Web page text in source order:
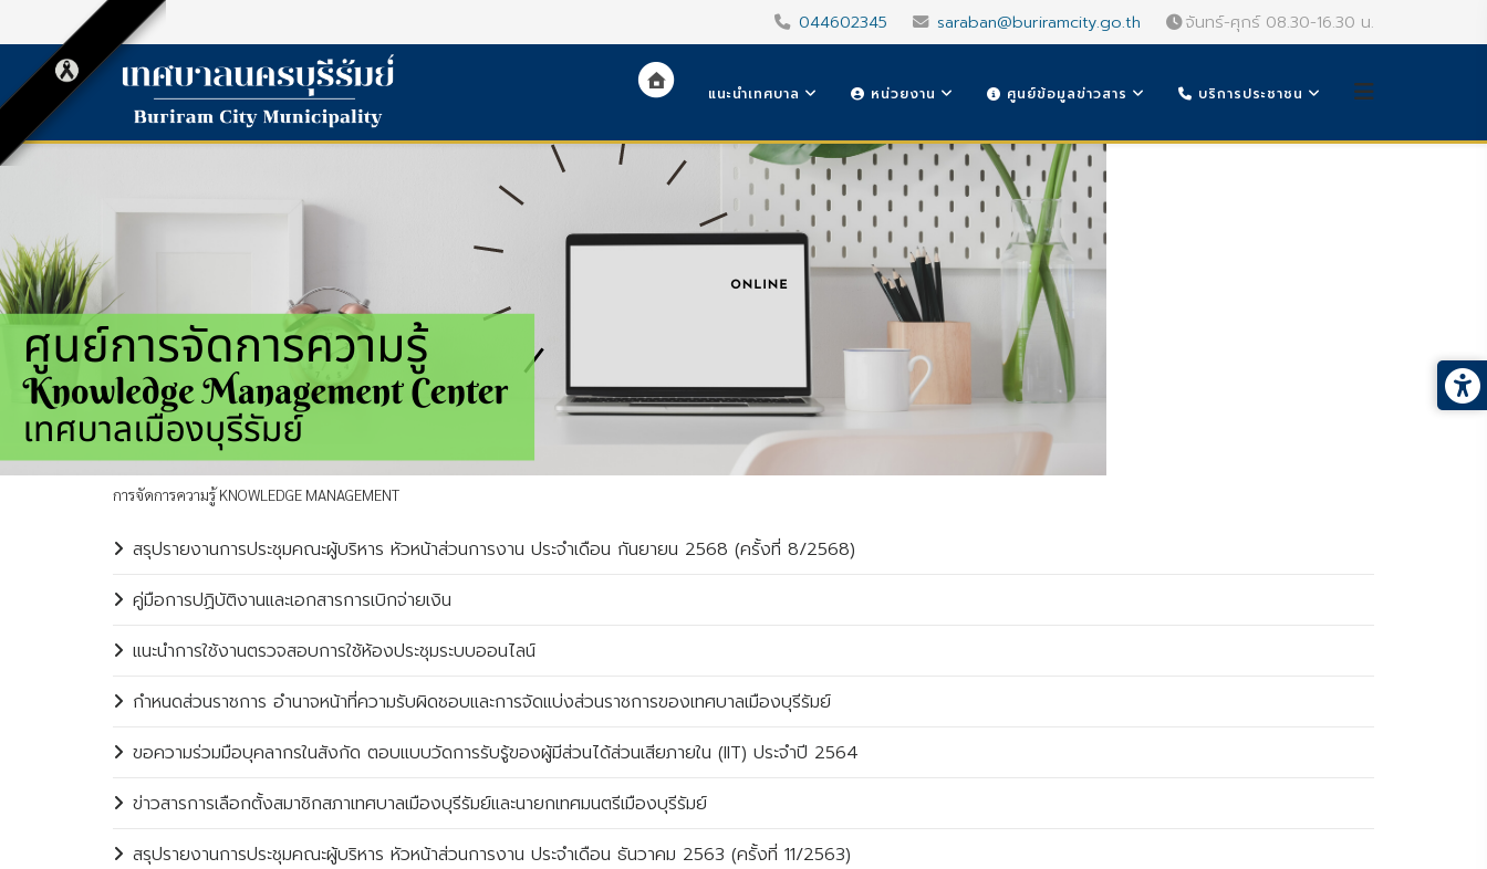
044602345 saraban@buriramcity.go.th จันทร์-ศุกร์ 08.30-16.30 น.
แนะนำเทศบาล หน่วยงาน ศูนย์ข้อมูลข่าวสาร บริการประชาชน
การจัดการความรู้ KNOWLEDGE MANAGEMENT
สรุปรายงานการประชุมคณะผู้บริหาร หัวหน้าส่วนการงาน ประจำเดือน กันยายน 2568 (ครั้งที่ 8/2568)
คู่มือการปฏิบัติงานและเอกสารการเบิกจ่ายเงิน
แนะนำการใช้งานตรวจสอบการใช้ห้องประชุมระบบออนไลน์
กำหนดส่วนราชการ อำนาจหน้าที่ความรับผิดชอบและการจัดแบ่งส่วนราชการของเทศบาลเมืองบุรีรัมย์
ขอความร่วมมือบุคลากรในสังกัด ตอบแบบวัดการรับรู้ของผู้มีส่วนได้ส่วนเสียภายใน (IIT) ประจำปี 2564
ข่าวสารการเลือกตั้งสมาชิกสภาเทศบาลเมืองบุรีรัมย์และนายกเทศมนตรีเมืองบุรีรัมย์
สรุปรายงานการประชุมคณะผู้บริหาร หัวหน้าส่วนการงาน ประจำเดือน ธันวาคม 2563 (ครั้งที่ 11/2563)